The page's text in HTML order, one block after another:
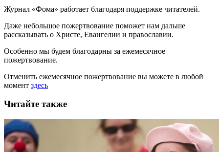
Журнал «Фома» работает благодаря поддержке читателей.
Даже небольшое пожертвование поможет нам дальше
рассказывать о Христе, Евангелии и православии.
Особенно мы будем благодарны за ежемесячное
пожертвование.
Отменить ежемесячное пожертвование вы можете в любой
момент здесь
Читайте также